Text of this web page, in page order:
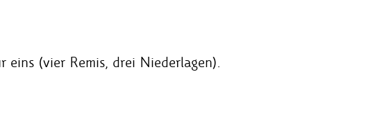
(vier Remis, drei Niederlagen).